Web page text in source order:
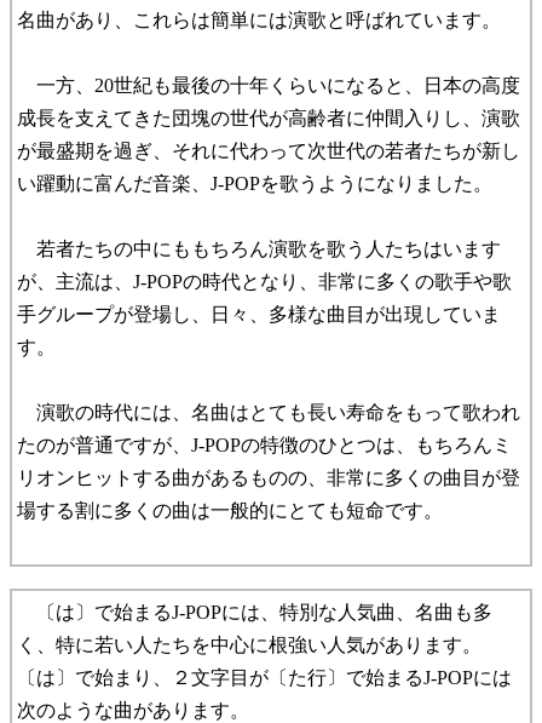
名曲があり、これらは簡単には演歌と呼ばれています。
一方、20世紀も最後の十年くらいになると、日本の高度
成長を支えてきた団塊の世代が高齢者に仲間入りし、演歌
が最盛期を過ぎ、それに代わって次世代の若者たちが新し
い躍動に富んだ音楽、J-POPを歌うようになりました。
若者たちの中にももちろん演歌を歌う人たちはいます
が、主流は、J-POPの時代となり、非常に多くの歌手や歌
手グループが登場し、日々、多様な曲目が出現していま
す。
演歌の時代には、名曲はとても長い寿命をもって歌われ
たのが普通ですが、J-POPの特徴のひとつは、もちろんミ
リオンヒットする曲があるものの、非常に多くの曲目が登
場する割に多くの曲は一般的にとても短命です。
〔は〕で始まるJ-POPには、特別な人気曲、名曲も多
く、特に若い人たちを中心に根強い人気があります。
〔は〕で始まり、２文字目が〔た行〕で始まるJ-POPには
次のような曲があります。